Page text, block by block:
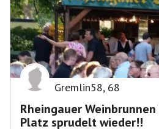
Gremlin58, 68
Rheingauer
Platz sprudelt wieder!!